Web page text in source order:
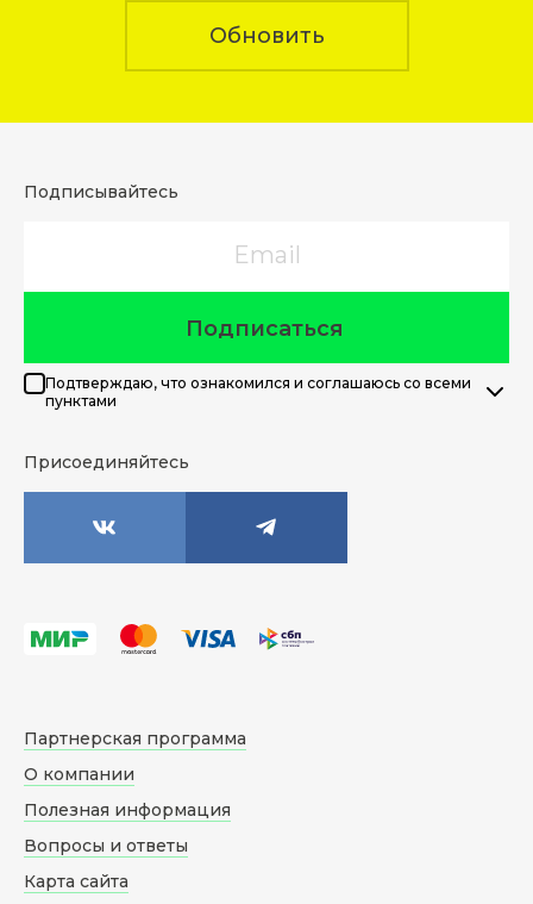
Обновить
Подписывайтесь
Подписаться
Подтверждаю, что ознакомился и соглашаюсь со всеми
пунктами
Присоединяйтесь
Партнерская программа
О компании
Полезная информация
Вопросы и ответы
Карта сайта